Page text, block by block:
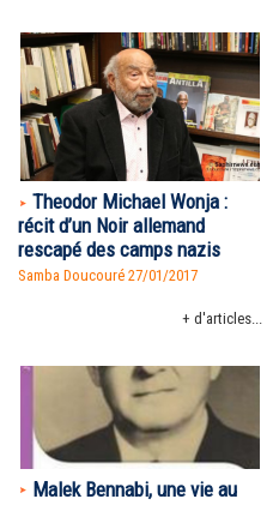
Theodor Michael Wonja :
récit d’un Noir allemand
rescapé des camps nazis
Samba Doucouré 27/01/2017
+ d'articles...
Malek Bennabi, une vie au